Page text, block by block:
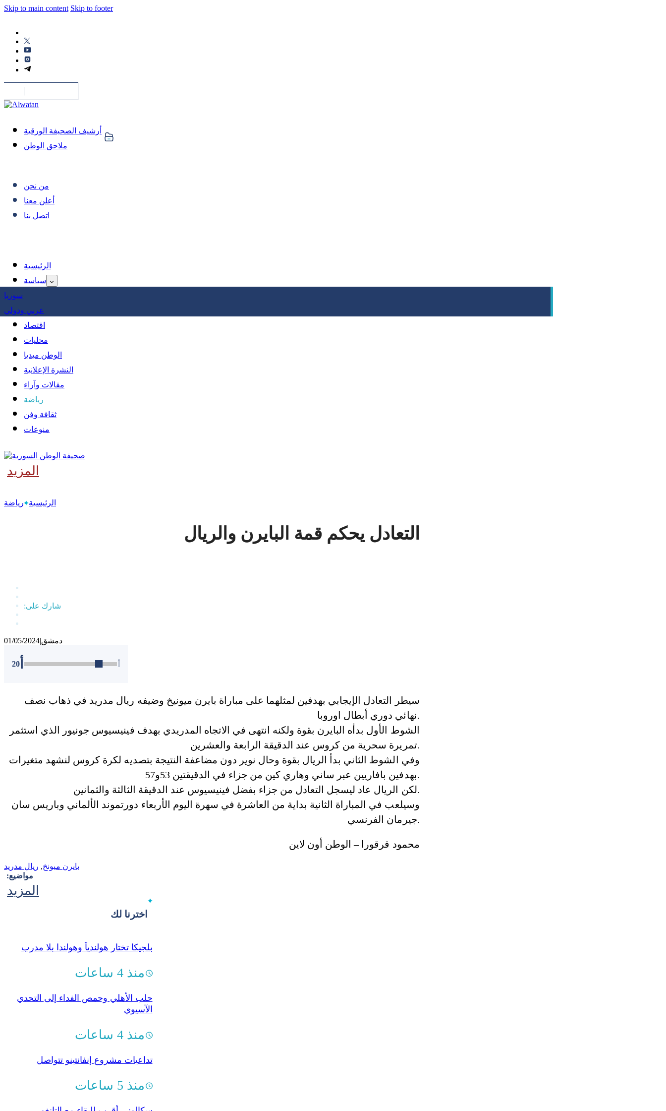
Skip to main content Skip to footer
أرشيف الصحيفة الورقية
ملاحق الوطن
من نحن
أعلن معنا
اتصل بنا
الرئيسية
سياسة
سوريا
عربي ودولي
اقتصاد
محليات
الوطن ميديا
النشرة الإعلانية
مقالات وآراء
رياضة
ثقافة وفن
منوعات
المزيد
الأخبار:‬
الرئيسية رياضة
التعادل يحكم قمة البايرن والريال
01/05/2024|دمشق
20
سيطر التعادل الإيجابي بهدفين لمثلهما على مباراة بايرن ميونيخ وضيفه ريال مدريد في ذهاب نصف
نهائي دوري أبطال اوروبا.
الشوط الأول بدأه البايرن بقوة ولكنه انتهى في الاتجاه المدريدي بهدف فينيسيوس جونيور الذي استثمر
تمريرة سحرية من كروس عند الدقيقة الرابعة والعشرين.
وفي الشوط الثاني بدأ الريال بقوة وحال نوير دون مضاعفة النتيجة بتصديه لكرة كروس لنشهد متغيرات
بهدفين بافاريين عبر ساني وهاري كين من جزاء في الدقيقتين 53و57.
لكن الريال عاد ليسجل التعادل من جزاء بفضل فينيسيوس عند الدقيقة الثالثة والثمانين.
وسيلعب في المباراة الثانية بداية من العاشرة في سهرة اليوم الأربعاء دورتموند الألماني وباريس سان
جيرمان الفرنسي.
محمود قرقورا – الوطن أون لاين
بايرن ميونخ, ريال مدريد
مواضيع:
المزيد
اخترنا لك
بلجيكا تختار هولندياً وهولندا بلا مدرب
منذ 4 ساعات
حلب الأهلي وحمص الفداء إلى التحدي
الآسيوي
منذ 4 ساعات
تداعيات مشروع إنفانتينو تتواصل
منذ 5 ساعات